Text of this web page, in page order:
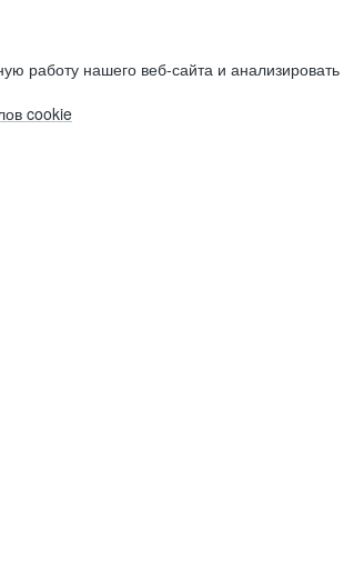
работу нашего веб-сайта и анализировать
cookie